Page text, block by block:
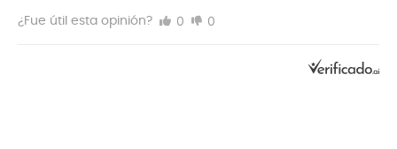
¿Fue útil esta opinión? 0 0